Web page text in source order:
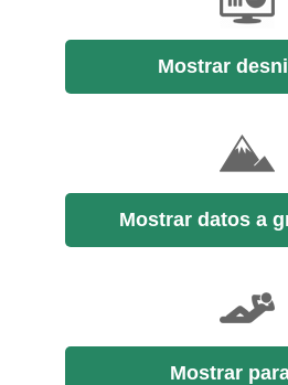
Mostrar
Mostrar datos a
Mostrar